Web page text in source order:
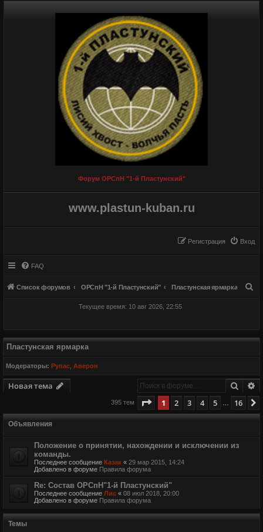
Форум ОРСпН "1-й Пластунский"
www.plastun-kuban.ru
Вход
Регистрация
FAQ
Список форумов ОРСпН "1-й Пластунский" Пластунская ярмарка
Текущее время: 10 авг 2026, 22:55
Пластунская ярмарка
Модераторы: Рупас ,Аверон
Новая тема Поиск
395 тем Страница из 16
1 2 3 4 5 16
Объявления
Положение о принятии, нахождении и исключении из
команды.
Последнее сообщение Казак « 29 мар 2015, 14:24
Добавлено в форуме Правила форума
Re: Состав ОРСпН"1-й Пластунский"
Последнее сообщение Лис « 08 июл 2018, 20:00
Добавлено в форуме Правила форума
Темы